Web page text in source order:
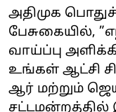
அதிமுக
பேசுகையில்,
வாய்ப்பு
உங்கள் ஆட்சி
ஆர் மற்றும்
சட்டமன்றத்தில்